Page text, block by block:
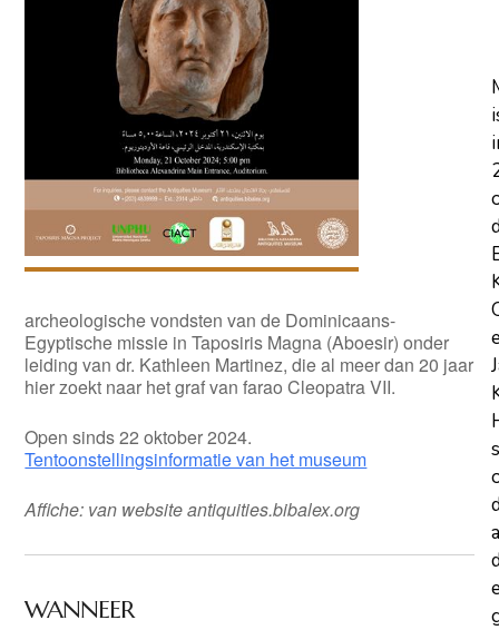
archeologische vondsten van de Dominicaans-
Egyptische missie in Taposiris Magna (Aboesir) onder
leiding van dr. Kathleen Martinez, die al meer dan 20 jaar
hier zoekt naar het graf van farao Cleopatra VII.
Open sinds 22 oktober 2024.
Tentoonstellingsinformatie van het museum
Affiche: van website antiquities.bibalex.org
WANNEER